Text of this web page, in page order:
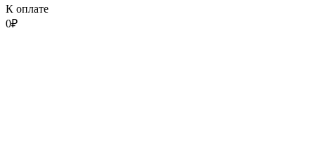
К оплате
0₽